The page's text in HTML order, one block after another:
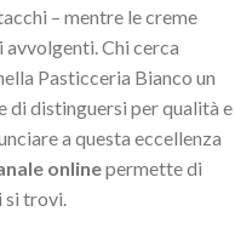
– mentre le creme
Chi cerca
Pasticceria Bianco un
di distinguersi per qualità e
a questa eccellenza
onlinepermette di
si trovi.